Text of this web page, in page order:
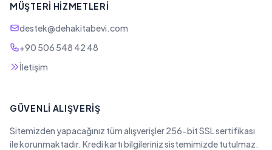
MÜŞTERI HIZMETLERI
destek@dehakitabevi.com
+90 506 548 42 48
İletişim
GÜVENLI ALIŞVERIŞ
Sitemizden yapacağınız tüm alışverişler 256-bit SSL sertifikası
ile korunmaktadır. Kredi kartı bilgileriniz sistemimizde tutulmaz.